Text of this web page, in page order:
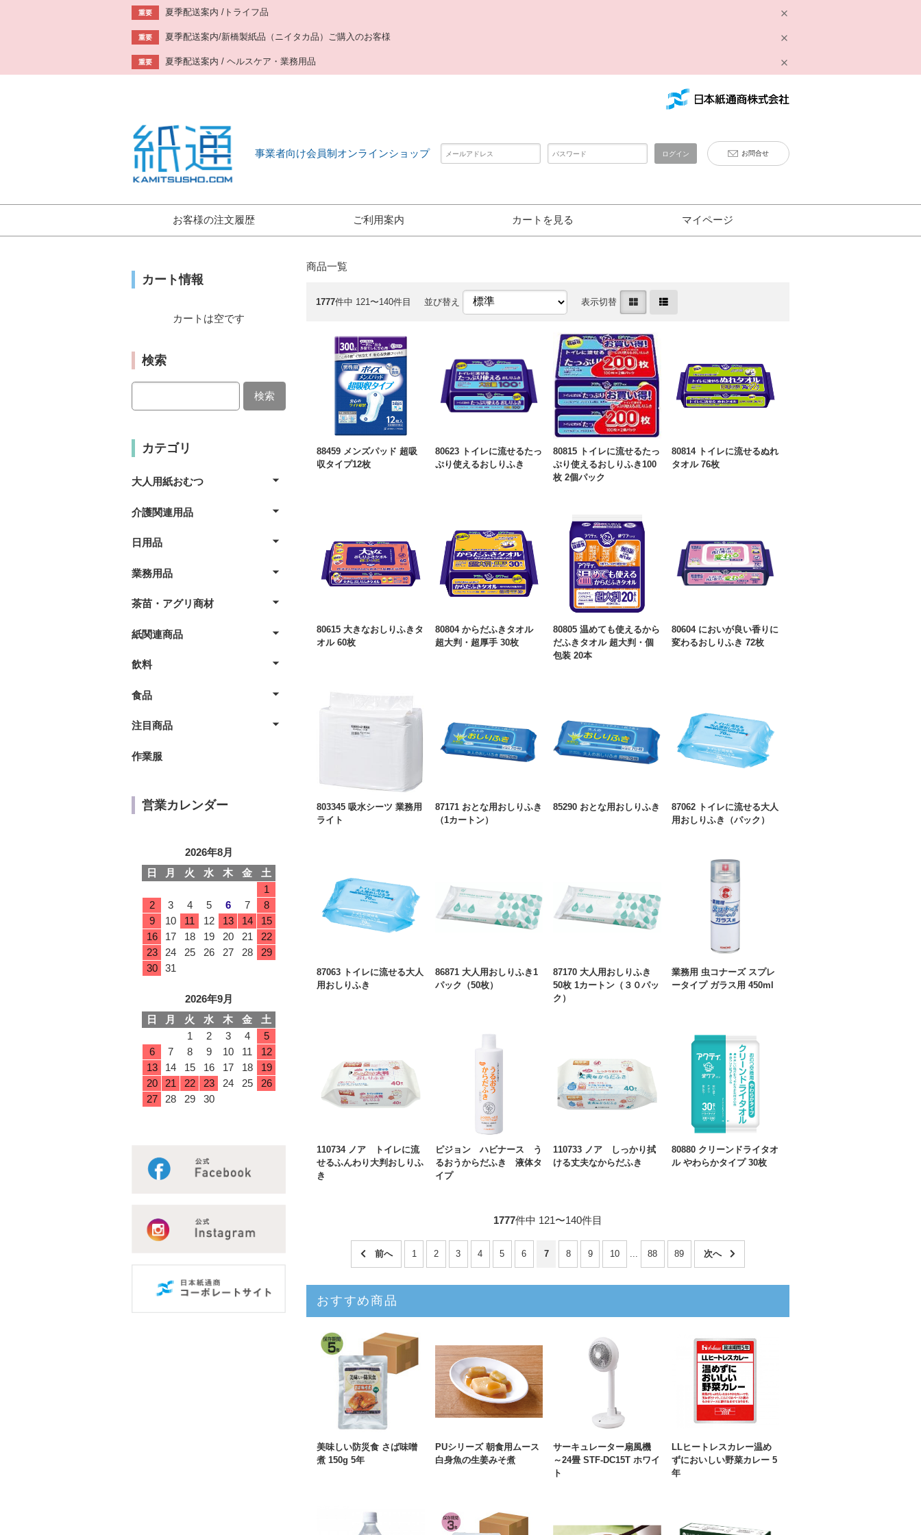
重要 夏季配送案内 /トライフ品
重要 夏季配送案内/新橋製紙品（ニイタカ品）ご購入のお客様
重要 夏季配送案内 / ヘルスケア・業務用品
事業者向け会員制オンラインショップ ログイン お問合せ
お客様の注文履歴 ご利用案内 カートを見る マイページ
商品一覧
1777件中 121〜140件目 並び替え 表示切替
88459 メンズパッド 超吸
収タイプ12枚
80623 トイレに流せるたっ
ぷり使えるおしりふき
80815 トイレに流せるたっ
ぷり使えるおしりふき100
枚 2個パック
80814 トイレに流せるぬれ
タオル 76枚
80615 大きなおしりふきタ
オル 60枚
80804 からだふきタオル
超大判・超厚手 30枚
80805 温めても使えるから
だふきタオル 超大判・個
包装 20本
80604 においが良い香りに
変わるおしりふき 72枚
803345 吸水シーツ 業務用
ライト
87171 おとな用おしりふき
（1カートン）
85290 おとな用おしりふき
87062 トイレに流せる大人
用おしりふき（パック）
87063 トイレに流せる大人
用おしりふき
86871 大人用おしりふき1
パック（50枚）
87170 大人用おしりふき
50枚 1カートン（３０パッ
ク）
業務用 虫コナーズ スプレ
ータイプ ガラス用 450ml
110734 ノア トイレに流
せるふんわり大判おしりふ
き
ピジョン ハビナース う
るおうからだふき 液体タ
イプ
110733 ノア しっかり拭
ける丈夫なからだふき
80880 クリーンドライタオ
ル やわらかタイプ 30枚
1777件中 121〜140件目
1 2 3 4 5 6 7 8 9 10 88 89
おすすめ商品
美味しい防災食 さば味噌
煮 150g 5年
PUシリーズ 朝食用ムース
白身魚の生姜みそ煮
サーキュレーター扇風機
～24畳 STF-DC15T ホワイ
ト
LLヒートレスカレー温め
ずにおいしい野菜カレー 5
年
カート情報
カートは空です
検索
検索
カテゴリ
大人用紙おむつ
介護関連用品
日用品
業務用品
茶苗・アグリ商材
紙関連商品
飲料
食品
注目商品
作業服
営業カレンダー
2026年8月
日
月 火 水 木 金
土
1
2
3 4 5 6 7
8
9
10 11 12 13 14
15
16
17 18 19 20 21
22
23
24 25 26 27 28
29
30
31
2026年9月
日
月 火 水 木 金
土
1
2 3 4
5
6
7 8 9 10 11
12
13
14 15 16 17 18
19
20
21 22 23 24 25
26
27
28 29 30